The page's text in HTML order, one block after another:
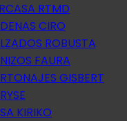
RTMD
CIRO
ROBUSTA
FAURA
GISBERT
KIRIKO